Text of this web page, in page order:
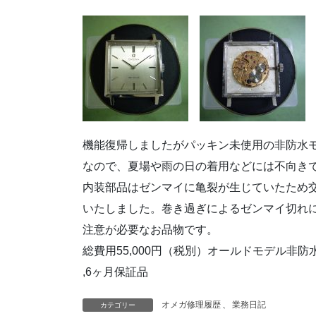
機能復帰しましたがパッキン未使用の非防水
なので、夏場や雨の日の着用などには不向き
内装部品はゼンマイに亀裂が生じていたため
いたしました。巻き過ぎによるゼンマイ切れ
注意が必要なお品物です。
総費用55,000円（税別）オールドモデル非防
,6ヶ月保証品
カテゴリー オメガ修理履歴 、 業務日記